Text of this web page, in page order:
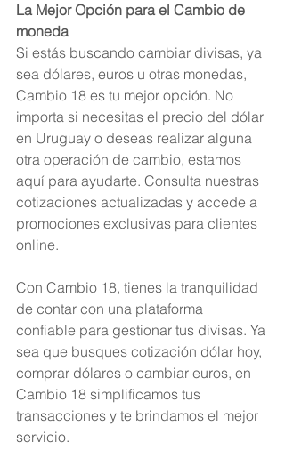
La Mejor Opción para el Cambio de
moneda
Si estás buscando cambiar divisas, ya
sea dólares, euros u otras monedas,
Cambio 18 es tu mejor opción. No
importa si necesitas el precio del dólar
en Uruguay o deseas realizar alguna
otra operación de cambio, estamos
aquí para ayudarte. Consulta nuestras
cotizaciones actualizadas y accede a
promociones exclusivas para clientes
online.
Con Cambio 18, tienes la tranquilidad
de contar con una plataforma
confiable para gestionar tus divisas. Ya
sea que busques cotización dólar hoy,
comprar dólares o cambiar euros, en
Cambio 18 simplificamos tus
transacciones y te brindamos el mejor
servicio.